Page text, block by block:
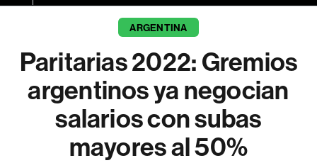
ARGENTINA
Paritarias 2022: Gremios
argentinos ya negocian
salarios con subas
mayores al 50%